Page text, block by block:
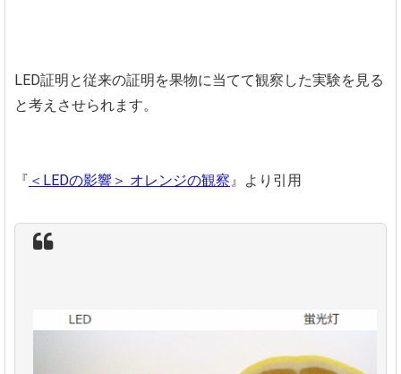
LED証明と従来の証明を果物に当てて観察した実験を見る
と考えさせられます。
『 ＜LEDの影響＞ オレンジの観察 』より引用